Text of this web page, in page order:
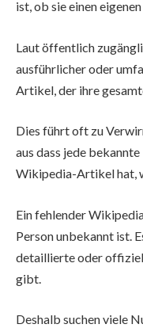
ist, ob sie einen
Laut öffentlich
ausführlicher oder
Artikel, der ihre
Dies führt oft zu
aus dass jede
Wikipedia-Artikel hat,
Ein fehlender
Person unbekannt ist.
detaillierte oder
gibt.
Deshalb suchen viele